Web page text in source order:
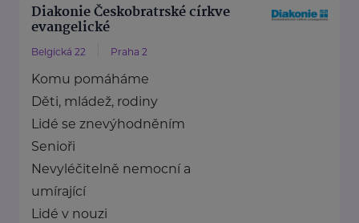
Diakonie Českobratrské církve
evangelické
Belgická 22 Praha 2
Komu pomáháme
Děti, mládež, rodiny
Lidé se znevýhodněním
Senioři
Nevyléčitelně nemocní a
umírající
Lidé v nouzi